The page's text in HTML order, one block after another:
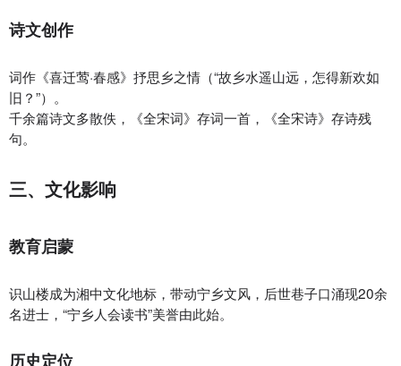
诗文创作‌
词作《喜迁莺·春感》抒思乡之情（“故乡水遥山远，怎得新欢如
旧？”）。
千余篇诗文多散佚，《全宋词》存词一首，《全宋诗》存诗残
句。
三、文化影响
教育启蒙‌
识山楼成为湘中文化地标，带动宁乡文风，后世巷子口涌现20余
名进士，“宁乡人会读书”美誉由此始。
历史定位‌